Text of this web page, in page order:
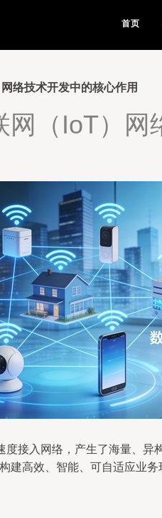
首页
络技术开发中的核心作用
（IoT）网
接入网络，产生了海量、
高效、智能、可自适应业